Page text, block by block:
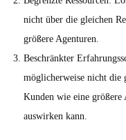
nicht über die gleichen
größere Agenturen.
Beschränkter
möglicherweise nicht die
Kunden wie eine
auswirken kann.